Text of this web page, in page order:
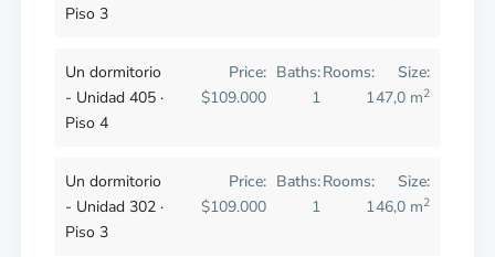
Piso 3
Un dormitorio
- Unidad 405 ·
Piso 4
Size:
47,0 m2
Rooms:
1
Baths:
1
Price:
$109.000
Un dormitorio
- Unidad 302 ·
Piso 3
Size:
46,0 m2
Rooms:
1
Baths:
1
Price:
$109.000